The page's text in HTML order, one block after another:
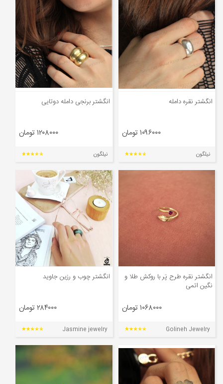
مجله
محصولات تازه رسیده
ورود به پنل تامین کنندگان
ورود به پنل همکاران فروش
سوالات متداول
انگشتر نقره دامله
۱۰۹۶۰۰۰ تومان
نیلگون
انگشتر برنجی دامله دوتایی
۱۲۰۸۰۰۰ تومان
نیلگون
انگشتر نقره طرح پَر با روكش طلا و
نگین اتمی
۱۰۶۸۰۰۰ تومان
Golineh Jewelry
انگشتر چوب و رزین جاوید
۲۸۴۰۰۰ تومان
Jasmine jewelry